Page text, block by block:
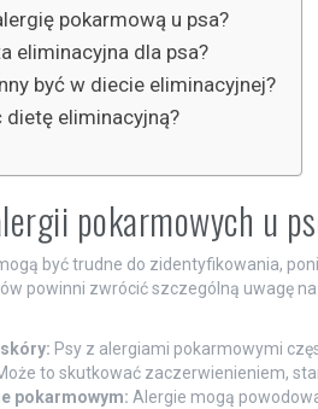
pokarmową u psa?
eliminacyjna dla psa?
być w diecie eliminacyjnej?
eliminacyjną?
pokarmowych u
być trudne do zidentyfikowania,
powinni zwrócić szczególną uwagę
Psy z alergiami pokarmowymi
to skutkować zaczerwienieniem,
pokarmowym: Alergie mogą